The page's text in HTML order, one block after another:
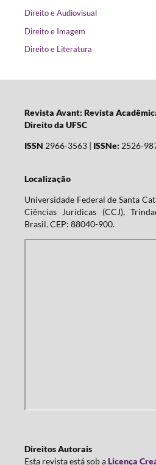
Direito e Audiovisual
Direito e Imagem
Direito e Literatura
Revista Avant: Revista
Direito da UFSC
ISSN 2966-3563 | ISSNe: 2526-
Localização
Universidade Federal de Santa
Ciências Jurídicas (CCJ),
Brasil. CEP: 88040-900.
Direitos Autorais
Esta revista está sob aLicença